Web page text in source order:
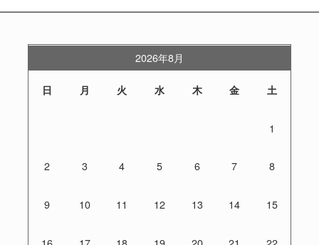
2026年8月
日 月 火 水 木 金 土
1
2 3 4 5 6 7 8
9 10 11 12 13 14 15